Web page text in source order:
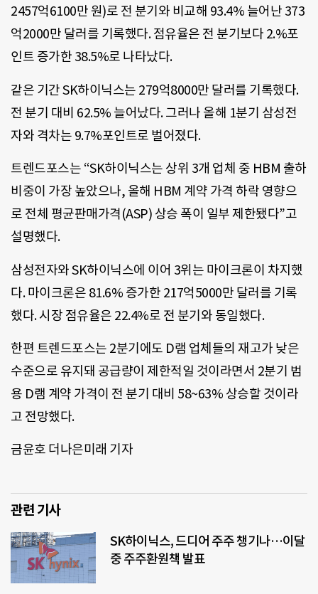
2457억6100만 원)로 전 분기와 비교해 93.4% 늘어난 373
억2000만 달러를 기록했다. 점유율은 전 분기보다 2.%포
인트 증가한 38.5%로 나타났다.
같은 기간 SK하이닉스는 279억8000만 달러를 기록했다.
전 분기 대비 62.5% 늘어났다. 그러나 올해 1분기 삼성전
자와 격차는 9.7%포인트로 벌어졌다.
트렌드포스는 “SK하이닉스는 상위 3개 업체 중 HBM 출하
비중이 가장 높았으나, 올해 HBM 계약 가격 하락 영향으
로 전체 평균판매가격(ASP) 상승 폭이 일부 제한됐다”고
설명했다.
삼성전자와 SK하이닉스에 이어 3위는 마이크론이 차지했
다. 마이크론은 81.6% 증가한 217억5000만 달러를 기록
했다. 시장 점유율은 22.4%로 전 분기와 동일했다.
한편 트렌드포스는 2분기에도 D램 업체들의 재고가 낮은
수준으로 유지돼 공급량이 제한적일 것이라면서 2분기 범
용 D램 계약 가격이 전 분기 대비 58~63% 상승할 것이라
고 전망했다.
금윤호 더나은미래 기자
관련 기사
SK하이닉스, 드디어 주주 챙기나…이달
중 주주환원책 발표